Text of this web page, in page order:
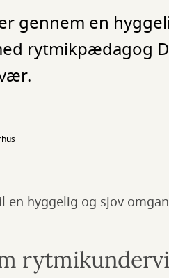
gennem en
rytmikpædagog
en hyggelig og sjov